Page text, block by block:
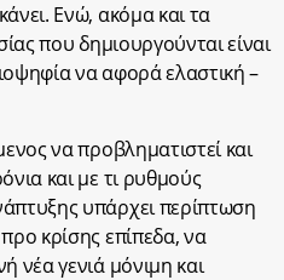
Ενώ, ακόμα και τα
που δημιουργούνται είναι
να αφορά ελαστική –
να προβληματιστεί και
και με τι ρυθμούς
υπάρχει περίπτωση
κρίσης επίπεδα, να
νέα γενιά μόνιμη και